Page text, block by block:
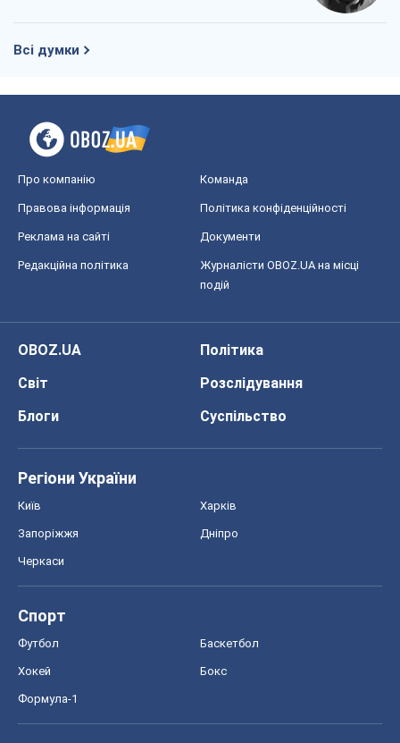
Всі думки
Про компанію Команда
Правова інформація Політика конфіденційності
Реклама на сайті Документи
Редакційна політика
Журналісти OBOZ.UA на місці
подій
OBOZ.UA
Політика
Світ
Розслідування
Блоги
Суспільство
Регіони України
Київ Харків
Запоріжжя Дніпро
Черкаси
Спорт
Футбол Баскетбол
Хокей Бокс
Формула-1